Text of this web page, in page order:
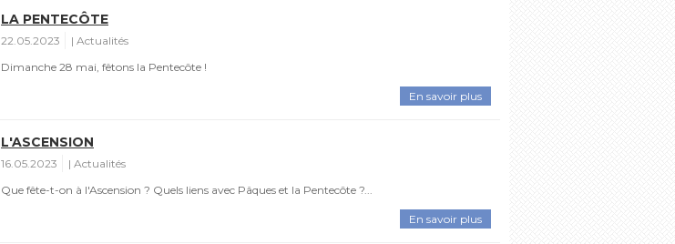
LA PENTECÔTE
22.05.2023
Actualités
Dimanche 28 mai, fêtons la Pentecôte !
En savoir plus
L'ASCENSION
16.05.2023
Actualités
Que fête-t-on à l'Ascension ? Quels liens avec Pâques et la Pentecôte ?...
En savoir plus